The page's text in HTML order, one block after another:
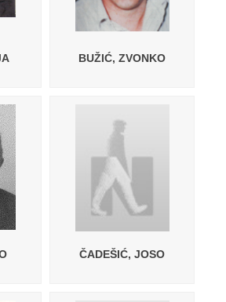
BUŽIĆ, ZVONKO
ČADEŠIĆ, JOSO